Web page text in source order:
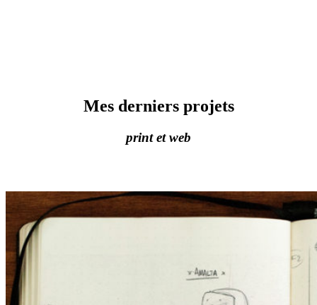
Mes derniers projets
print et web